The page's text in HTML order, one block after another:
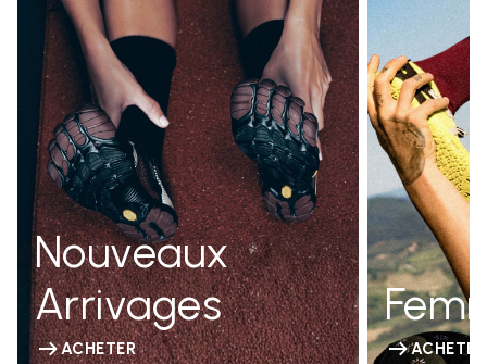
Nouveaux
Arrivages
ACHETER ACHETER